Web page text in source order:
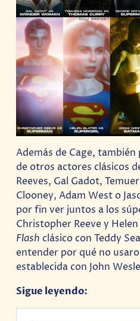
Además de Cage,
de otros actores clásicos
Reeves, Gal Gadot,
Clooney, Adam West o
por fin ver juntos a los
Christopher Reeve y
Flashclásico con Teddy
entender por qué no
establecida con John
Sigue leyendo: